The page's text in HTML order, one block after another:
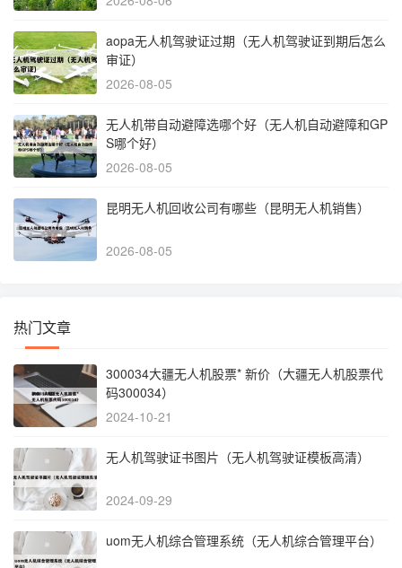
aopa无人机驾驶证过期（无人机驾驶证到期后怎么
审证）
2026-08-05
无人机带自动避障选哪个好（无人机自动避障和GP
S哪个好）
2026-08-05
昆明无人机回收公司有哪些（昆明无人机销售）
2026-08-05
热门文章
300034大疆无人机股票* 新价（大疆无人机股票代
码300034）
2024-10-21
无人机驾驶证书图片（无人机驾驶证模板高清）
2024-09-29
uom无人机综合管理系统（无人机综合管理平台）